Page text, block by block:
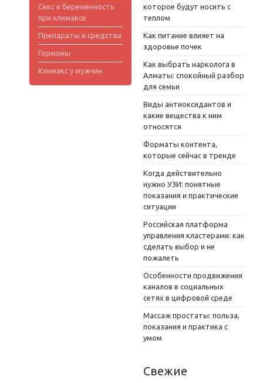
Секс и беременность
при климаксе
Препараты и средства
Гормоны
Климакс у мужчин
которое будут носить с
теплом
Как питание влияет на
здоровье почек
Как выбрать нарколога в
Алматы: спокойный разбор
для семьи
Виды антиоксидантов и
какие вещества к ним
относятся
Форматы контента,
которые сейчас в тренде
Когда действительно
нужно УЗИ: понятные
показания и практические
ситуации
Российская платформа
управления кластерами: как
сделать выбор и не
пожалеть
Особенности продвижения
каналов в социальных
сетях в цифровой среде
Массаж простаты: польза,
показания и практика с
умом
Свежие